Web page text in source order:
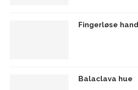
Fingerløse
Balaclava hue